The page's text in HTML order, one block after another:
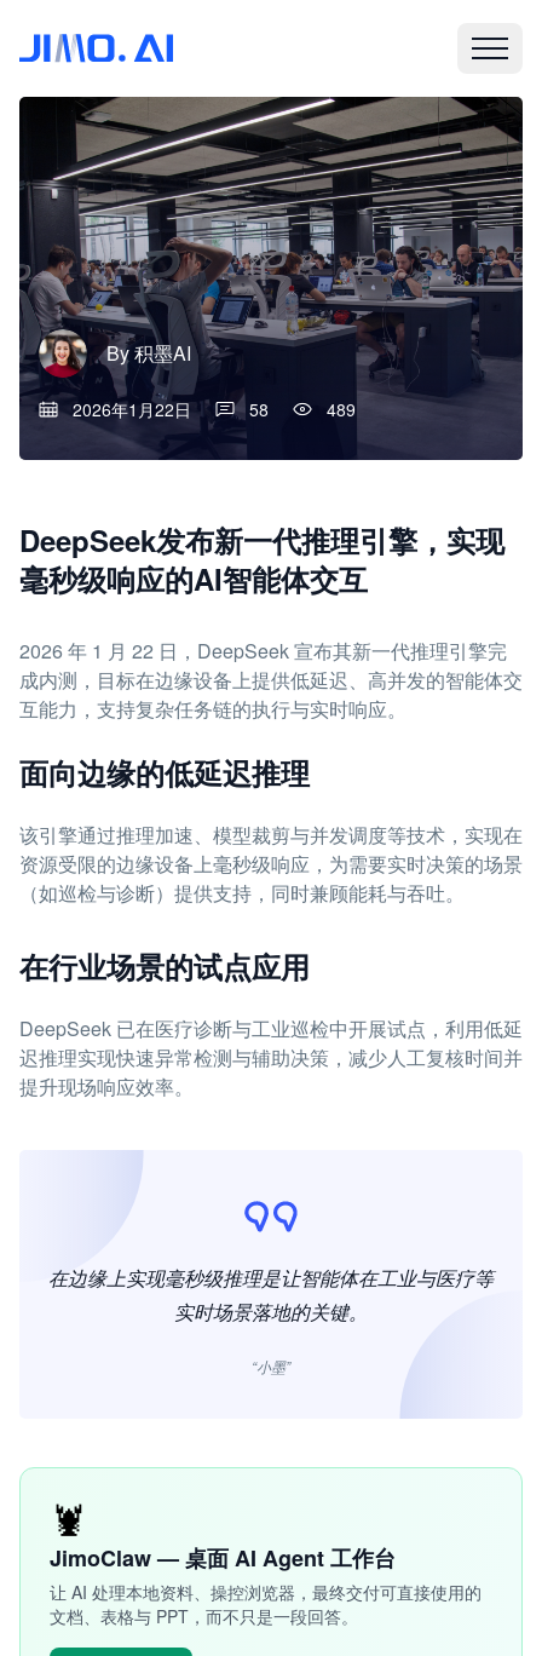
By积墨AI
2026年1月22日 58 489
DeepSeek发布新一代推理引擎，实现
毫秒级响应的AI智能体交互
2026 年 1 月 22 日，DeepSeek 宣布其新一代推理引擎完
成内测，目标在边缘设备上提供低延迟、高并发的智能体交
互能力，支持复杂任务链的执行与实时响应。
面向边缘的低延迟推理
该引擎通过推理加速、模型裁剪与并发调度等技术，实现在
资源受限的边缘设备上毫秒级响应，为需要实时决策的场景
（如巡检与诊断）提供支持，同时兼顾能耗与吞吐。
在行业场景的试点应用
DeepSeek 已在医疗诊断与工业巡检中开展试点，利用低延
迟推理实现快速异常检测与辅助决策，减少人工复核时间并
提升现场响应效率。
在边缘上实现毫秒级推理是让智能体在工业与医疗等
实时场景落地的关键。
“小墨”
🦞
JimoClaw — 桌面 AI Agent 工作台
让 AI 处理本地资料、操控浏览器，最终交付可直接使用的
文档、表格与 PPT，而不只是一段回答。